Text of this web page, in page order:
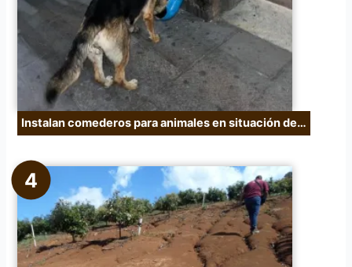
Instalan comederos para animales en situación de…